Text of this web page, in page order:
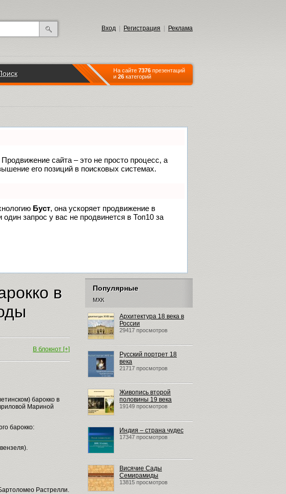
Вход Регистрация Реклама
На сайте 7376 презентаций
и 26 категорий
сайта – это не просто процесс, а
его позиций в поисковых системах.
Буст, она ускоряет продвижение в
запрос у вас не продвинется в Топ10 за
в
В блокнот [+]
барокко в
Мариной
барокко:
Растрелли.
Популярные
МХК
Архитектура 18 века в
России
29417 просмотров
Русский портрет 18
века
21717 просмотров
Живопись второй
половины 19 века
19149 просмотров
Индия – страна чудес
17347 просмотров
Висячие Сады
Семирамиды
13815 просмотров